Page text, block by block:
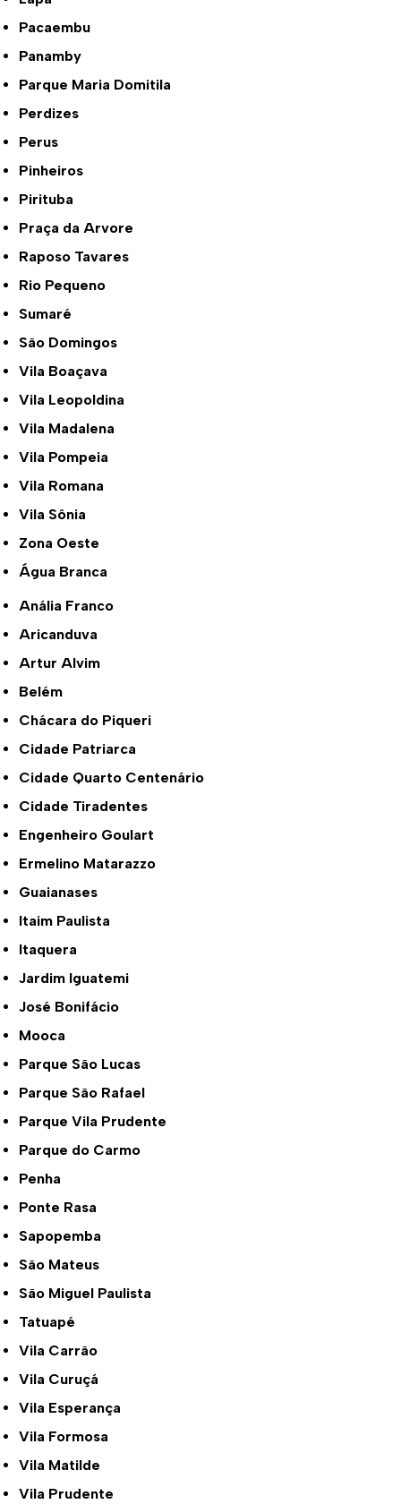
Pacaembu
Panamby
Parque Maria Domitila
Perdizes
Perus
Pinheiros
Pirituba
Praça da Arvore
Raposo Tavares
Rio Pequeno
Sumaré
São Domingos
Vila Boaçava
Vila Leopoldina
Vila Madalena
Vila Pompeia
Vila Romana
Vila Sônia
Zona Oeste
Água Branca
Anália Franco
Aricanduva
Artur Alvim
Belém
Chácara do Piqueri
Cidade Patriarca
Cidade Quarto Centenário
Cidade Tiradentes
Engenheiro Goulart
Ermelino Matarazzo
Guaianases
Itaim Paulista
Itaquera
Jardim Iguatemi
José Bonifácio
Mooca
Parque São Lucas
Parque São Rafael
Parque Vila Prudente
Parque do Carmo
Penha
Ponte Rasa
Sapopemba
São Mateus
São Miguel Paulista
Tatuapé
Vila Carrão
Vila Curuçá
Vila Esperança
Vila Formosa
Vila Matilde
Vila Prudente